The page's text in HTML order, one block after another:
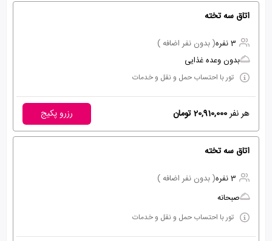
اتاق سه تخته
3 نفره
( بدون نفر اضافه )
بدون وعده غذایی
تور با احتساب حمل و نقل و خدمات
هر نفر20,910,000 تومان رزرو پکیج
اتاق سه تخته
3 نفره
( بدون نفر اضافه )
صبحانه
تور با احتساب حمل و نقل و خدمات